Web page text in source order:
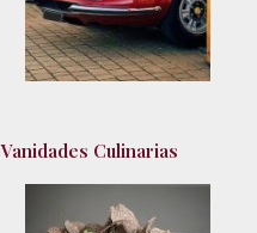
Vanidades Culinarias